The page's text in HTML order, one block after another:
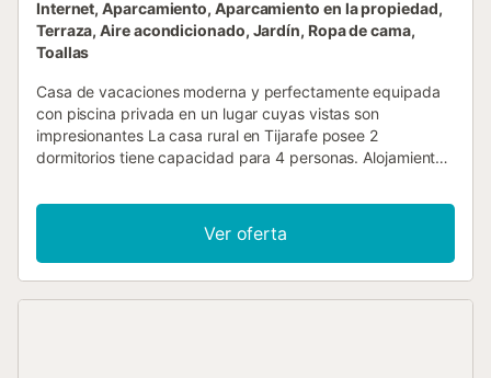
Internet, Aparcamiento, Aparcamiento en la propiedad,
Terraza, Aire acondicionado, Jardín, Ropa de cama,
Toallas
Casa de vacaciones moderna y perfectamente equipada
con piscina privada en un lugar cuyas vistas son
impresionantes La casa rural en Tijarafe posee 2
dormitorios tiene capacidad para 4 personas. Alojamiento
montaña. Se encuentra a 950 m del supermercado, 17 km
de la playa de arena, 18 km de la ciudad, 50 km del
aeropuerto y está ubicado en una zona con encanto y en
la montaña. Dispone de jardín, mobiliario jardín, terraza,
Ver oferta